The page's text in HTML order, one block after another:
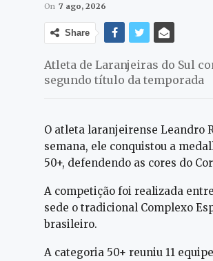
On 7 ago, 2026
Share
Atleta de Laranjeiras do Sul
segundo título da temporada
O atleta laranjeirense Leandro
semana, ele conquistou a
50+, defendendo as cores do
A competição foi realizada
sede o tradicional Complexo
brasileiro.
A categoria 50+ reuniu 11